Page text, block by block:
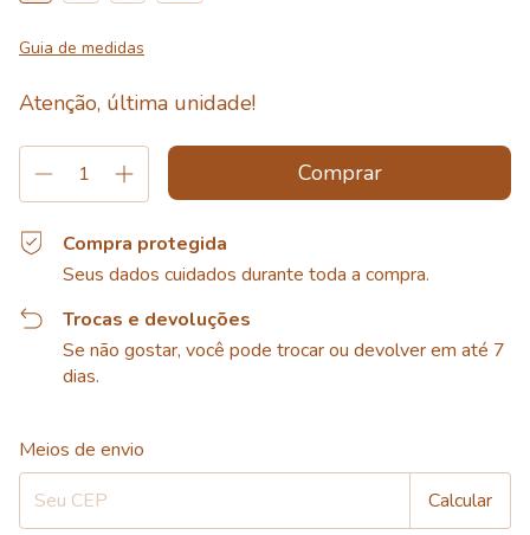
Guia de medidas
Atenção, última unidade!
Compra protegida
Seus dados cuidados durante toda a compra.
Trocas e devoluções
Se não gostar, você pode trocar ou devolver em até 7
dias.
Entregas para o CEP:
Meios de envio
Calcular